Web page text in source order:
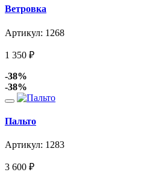
Ветровка
Артикул: 1268
1 350 ₽
-38%
-38%
Пальто
Артикул: 1283
3 600 ₽